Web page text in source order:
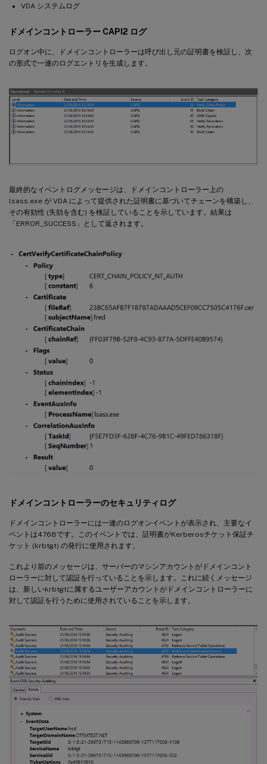
VDA システムログ
ドメインコントローラー CAPI2 ログ
ログオン中に、ドメインコントローラーは呼び出し元の証明書を検証し、次
の形式で一連のログエントリを生成します。
最終的なイベントログメッセージは、ドメインコントローラー上の
lsass.exe が VDA によって提供された証明書に基づいてチェーンを構築し、
その有効性 (失効を含む) を検証していることを示しています。結果は
「ERROR_SUCCESS」として返されます。
ドメインコントローラーのセキュリティログ
ドメインコントローラーには一連のログオンイベントが表示され、主要なイ
ベントは4768です。このイベントでは、証明書がKerberosチケット保証チ
ケット (krbtgt) の発行に使用されます。
これより前のメッセージは、サーバーのマシンアカウントがドメインコント
ローラーに対して認証を行っていることを示します。これに続くメッセージ
は、新しいkrbtgtに属するユーザーアカウントがドメインコントローラーに
対して認証を行うために使用されていることを示します。